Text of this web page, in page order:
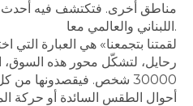
مناطق أخرى. فتكتشف فيه أحدث
اللبناني والعالمي معا.
رحايل، لتشكّل محور هذه السوق،
30000 شخص. فيقصدونها
أحوال الطقس السائدة أو حركة